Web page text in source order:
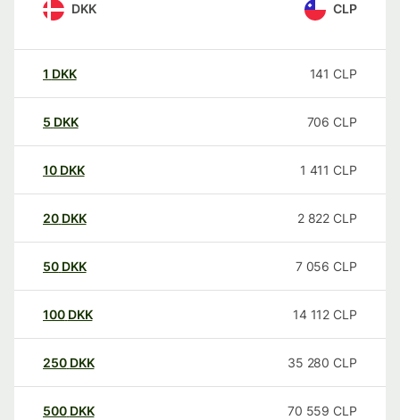
DKK CLP
1 DKK 141 CLP
5 DKK 706 CLP
10 DKK 1 411 CLP
20 DKK 2 822 CLP
50 DKK 7 056 CLP
100 DKK 14 112 CLP
250 DKK 35 280 CLP
500 DKK 70 559 CLP